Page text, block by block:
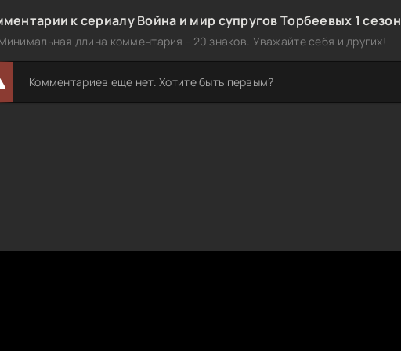
к сериалу Война и мир супругов Торбеевых 1 сезон
длина комментария - 20 знаков. Уважайте себя и других!
Комментариев еще нет. Хотите быть первым?